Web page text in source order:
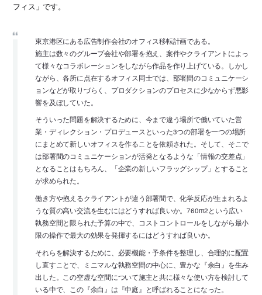
フィス」です。
東京港区にある広告制作会社のオフィス移転計画である。
施主は数々のグループ会社や部署を抱え、案件やクライアントによっ
て様々なコラボレーションをしながら作品を作り上げている。しかし
ながら、各所に点在するオフィス同士では、部署間のコミュニケーシ
ョンなどが取りづらく、プロダクションのプロセスに少なからず悪影
響を及ぼしていた。
そういった問題を解決するために、今まで違う場所で働いていた営
業・ディレクション・プロデュースといった3つの部署を一つの場所
にまとめて新しいオフィスを作ることを依頼された。そして、そこで
は部署間のコミュニケーションが活発となるような「情報の交差点」
となることはもちろん、「企業の新しいフラッグシップ」とすること
が求められた。
働き方や抱えるクライアントが違う部署間で、化学反応が生まれるよ
うな質の高い交流を生むにはどうすれば良いか。760m2という広い
執務空間と限られた予算の中で、コストコントロールをしながら最小
限の操作で最大の効果を発揮するにはどうすれば良いか。
それらを解決するために、必要機能・予条件を整理し、合理的に配置
し直すことで、ミニマルな執務空間の中心に、豊かな『余白』を生み
出した。この空虚な空間について施主と共に様々な使い方を検討して
いる中で、この『余白』は『中庭』と呼ばれることになった。